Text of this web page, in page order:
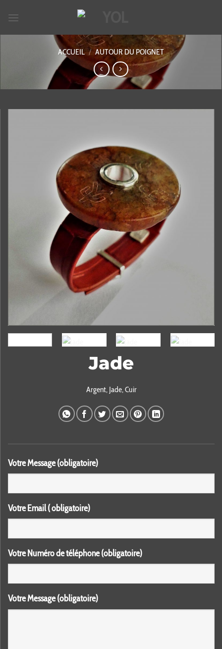
ACCUEIL / AUTOUR DU POIGNET
Jade
Argent, Jade, Cuir
Votre Message (obligatoire)
Votre Email ( obligatoire)
Votre Numéro de téléphone (obligatoire)
Votre Message (obligatoire)